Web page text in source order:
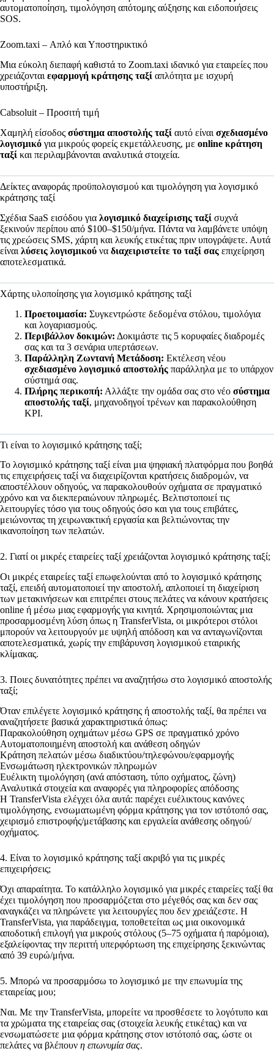
αυτοματοποίηση, τιμολόγηση απότομης αύξησης και ειδοποιήσεις
SOS.
Zoom.taxi – Απλό και Υποστηρικτικό
Μια εύκολη διεπαφή καθιστά το Zoom.taxi ιδανικό για εταιρείες που
χρειάζονται εφαρμογή κράτησης ταξί απλότητα με ισχυρή
υποστήριξη.
Cabsoluit – Προσιτή τιμή
Χαμηλή είσοδος σύστημα αποστολής ταξί αυτό είναι σχεδιασμένο
λογισμικό για μικρούς φορείς εκμετάλλευσης, με online κράτηση
ταξί και περιλαμβάνονται αναλυτικά στοιχεία.
Δείκτες αναφοράς προϋπολογισμού και τιμολόγηση για λογισμικό
κράτησης ταξί
Σχέδια SaaS εισόδου για λογισμικό διαχείρισης ταξί συχνά
ξεκινούν περίπου από $100–$150/μήνα. Πάντα να λαμβάνετε υπόψη
τις χρεώσεις SMS, χάρτη και λευκής ετικέτας πριν υπογράψετε. Αυτά
είναι λύσεις λογισμικού να διαχειριστείτε το ταξί σας επιχείρηση
αποτελεσματικά.
Χάρτης υλοποίησης για λογισμικό κράτησης ταξί
Προετοιμασία: Συγκεντρώστε δεδομένα στόλου, τιμολόγια
και λογαριασμούς.
Περιβάλλον δοκιμών: Δοκιμάστε τις 5 κορυφαίες διαδρομές
σας και τα 3 σενάρια υπερτάσεων.
Παράλληλη Ζωντανή Μετάδοση: Εκτέλεση νέου
σχεδιασμένο λογισμικό αποστολής παράλληλα με το υπάρχον
σύστημά σας.
Πλήρης περικοπή: Αλλάξτε την ομάδα σας στο νέο σύστημα
αποστολής ταξί, μηχανοδηγοί τρένων και παρακολούθηση
KPI.
Τι είναι το λογισμικό κράτησης ταξί;
Το λογισμικό κράτησης ταξί είναι μια ψηφιακή πλατφόρμα που βοηθά
τις επιχειρήσεις ταξί να διαχειρίζονται κρατήσεις διαδρομών, να
αποστέλλουν οδηγούς, να παρακολουθούν οχήματα σε πραγματικό
χρόνο και να διεκπεραιώνουν πληρωμές. Βελτιστοποιεί τις
λειτουργίες τόσο για τους οδηγούς όσο και για τους επιβάτες,
μειώνοντας τη χειρωνακτική εργασία και βελτιώνοντας την
ικανοποίηση των πελατών.
2. Γιατί οι μικρές εταιρείες ταξί χρειάζονται λογισμικό κράτησης ταξί;
Οι μικρές εταιρείες ταξί επωφελούνται από το λογισμικό κράτησης
ταξί, επειδή αυτοματοποιεί την αποστολή, απλοποιεί τη διαχείριση
των μετακινήσεων και επιτρέπει στους πελάτες να κάνουν κρατήσεις
online ή μέσω μιας εφαρμογής για κινητά. Χρησιμοποιώντας μια
προσαρμοσμένη λύση όπως η TransferVista, οι μικρότεροι στόλοι
μπορούν να λειτουργούν με υψηλή απόδοση και να ανταγωνίζονται
αποτελεσματικά, χωρίς την επιβάρυνση λογισμικού εταιρικής
κλίμακας.
3. Ποιες δυνατότητες πρέπει να αναζητήσω στο λογισμικό αποστολής
ταξί;
Όταν επιλέγετε λογισμικό κράτησης ή αποστολής ταξί, θα πρέπει να
αναζητήσετε βασικά χαρακτηριστικά όπως:
Παρακολούθηση οχημάτων μέσω GPS σε πραγματικό χρόνο
Αυτοματοποιημένη αποστολή και ανάθεση οδηγών
Κράτηση πελατών μέσω διαδικτύου/τηλεφώνου/εφαρμογής
Ενσωμάτωση ηλεκτρονικών πληρωμών
Ευέλικτη τιμολόγηση (ανά απόσταση, τύπο οχήματος, ζώνη)
Αναλυτικά στοιχεία και αναφορές για πληροφορίες απόδοσης
Η TransferVista ελέγχει όλα αυτά: παρέχει ευέλικτους κανόνες
τιμολόγησης, ενσωματωμένη φόρμα κράτησης για τον ιστότοπό σας,
χειρισμό επιστροφής/μετάβασης και εργαλεία ανάθεσης οδηγού/
οχήματος.
4. Είναι το λογισμικό κράτησης ταξί ακριβό για τις μικρές
επιχειρήσεις;
Όχι απαραίτητα. Το κατάλληλο λογισμικό για μικρές εταιρείες ταξί θα
έχει τιμολόγηση που προσαρμόζεται στο μέγεθός σας και δεν σας
αναγκάζει να πληρώνετε για λειτουργίες που δεν χρειάζεστε. Η
TransferVista, για παράδειγμα, τοποθετείται ως μια οικονομικά
αποδοτική επιλογή για μικρούς στόλους (5–75 οχήματα ή παρόμοια),
εξαλείφοντας την περιττή υπερφόρτωση της επιχείρησης ξεκινώντας
από 39 ευρώ/μήνα.
5. Μπορώ να προσαρμόσω το λογισμικό με την επωνυμία της
εταιρείας μου;
Ναι. Με την TransferVista, μπορείτε να προσθέσετε το λογότυπο και
τα χρώματα της εταιρείας σας (στοιχεία λευκής ετικέτας) και να
ενσωματώσετε μια φόρμα κράτησης στον ιστότοπό σας, ώστε οι
πελάτες να βλέπουν η επωνυμία σας.